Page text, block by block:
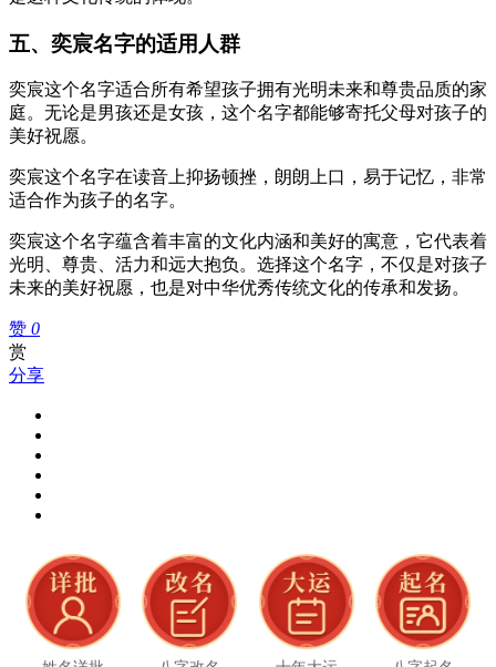
五、奕宸名字的适用人群
奕宸这个名字适合所有希望孩子拥有光明未来和尊贵品质的家
庭。无论是男孩还是女孩，这个名字都能够寄托父母对孩子的
美好祝愿。
奕宸这个名字在读音上抑扬顿挫，朗朗上口，易于记忆，非常
适合作为孩子的名字。
奕宸这个名字蕴含着丰富的文化内涵和美好的寓意，它代表着
光明、尊贵、活力和远大抱负。选择这个名字，不仅是对孩子
未来的美好祝愿，也是对中华优秀传统文化的传承和发扬。
赞 0
赏
分享